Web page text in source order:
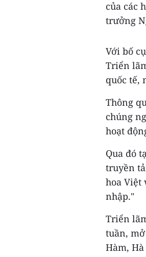
của các
trưởng
Với bố
Triển
quốc tế,
Thông
chúng
hoạt
Qua đó
truyền
hoa Việt
nhập."
Triển
tuần,
Hàm,